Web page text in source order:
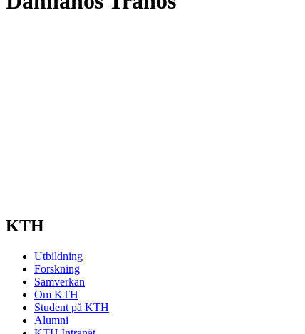
KTH
Utbildning
Forskning
Samverkan
Om KTH
Student på KTH
Alumni